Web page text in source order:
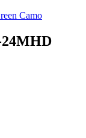
Camo
24MHD